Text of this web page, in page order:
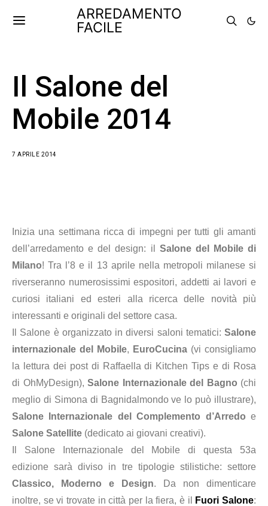
ARREDAMENTO
FACILE
Il Salone del
Mobile 2014
7 APRILE 2014
Inizia una settimana ricca di impegni per tutti gli amanti
dell’arredamento e del design: il Salone del Mobile di
Milano! Tra l’8 e il 13 aprile nella metropoli milanese si
riverseranno numerosissimi espositori, addetti ai lavori e
curiosi italiani ed esteri alla ricerca delle novità più
interessanti e originali del settore casa.
Il Salone è organizzato in diversi saloni tematici: Salone
internazionale del Mobile, EuroCucina (vi consigliamo
la lettura dei post di Raffaella di Kitchen Tips e di Rosa
di OhMyDesign), Salone Internazionale del Bagno (chi
meglio di Simona di Bagnidalmondo ve lo può illustrare),
Salone Internazionale del Complemento d’Arredo e
Salone Satellite (dedicato ai giovani creativi).
Il Salone Internazionale del Mobile di questa 53a
edizione sarà diviso in tre tipologie stilistiche: settore
Classico, Moderno e Design. Da non dimenticare
inoltre, se vi trovate in città per la fiera, è il
Fuori Salone: